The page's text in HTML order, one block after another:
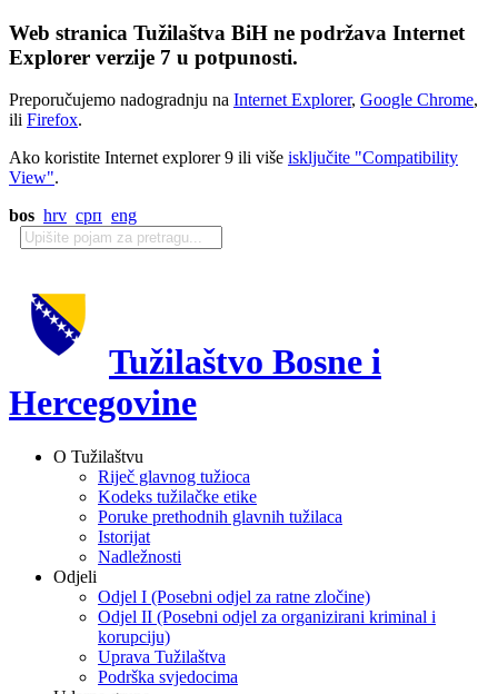
Web stranica Tužilaštva BiH ne podržava Internet
Explorer verzije 7 u potpunosti.
Preporučujemo nadogradnju na Internet Explorer, Google Chrome,
ili Firefox.
Ako koristite Internet explorer 9 ili više isključite "Compatibility
View".
bos hrv срп eng
Tužilaštvo Bosne i
Hercegovine
O Tužilaštvu
Riječ glavnog tužioca
Kodeks tužilačke etike
Poruke prethodnih glavnih tužilaca
Istorijat
Nadležnosti
Odjeli
Odjel I (Posebni odjel za ratne zločine)
Odjel II (Posebni odjel za organizirani kriminal i
korupciju)
Uprava Tužilaštva
Podrška svjedocima